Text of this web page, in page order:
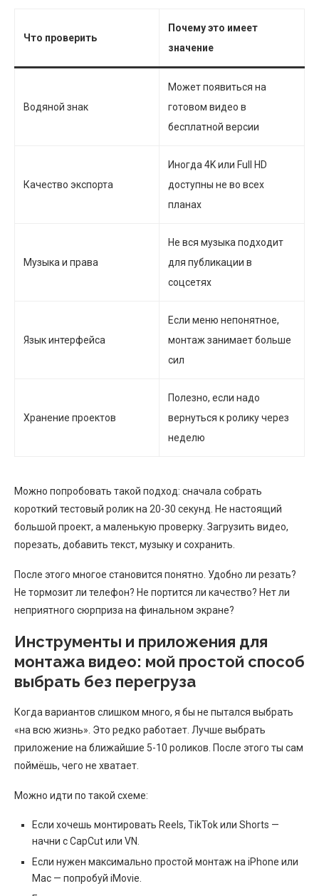
Что проверить
Почему это имеет
значение
Водяной знак
Может появиться на
готовом видео в
бесплатной версии
Качество экспорта
Иногда 4K или Full HD
доступны не во всех
планах
Музыка и права
Не вся музыка подходит
для публикации в
соцсетях
Язык интерфейса
Если меню непонятное,
монтаж занимает больше
сил
Хранение проектов
Полезно, если надо
вернуться к ролику через
неделю
Можно попробовать такой подход: сначала собрать
короткий тестовый ролик на 20-30 секунд. Не настоящий
большой проект, а маленькую проверку. Загрузить видео,
порезать, добавить текст, музыку и сохранить.
После этого многое становится понятно. Удобно ли резать?
Не тормозит ли телефон? Не портится ли качество? Нет ли
неприятного сюрприза на финальном экране?
Инструменты и приложения для
монтажа видео: мой простой способ
выбрать без перегруза
Когда вариантов слишком много, я бы не пытался выбрать
«на всю жизнь». Это редко работает. Лучше выбрать
приложение на ближайшие 5-10 роликов. После этого ты сам
поймёшь, чего не хватает.
Можно идти по такой схеме:
Если хочешь монтировать Reels, TikTok или Shorts —
начни с CapCut или VN.
Если нужен максимально простой монтаж на iPhone или
Mac — попробуй iMovie.